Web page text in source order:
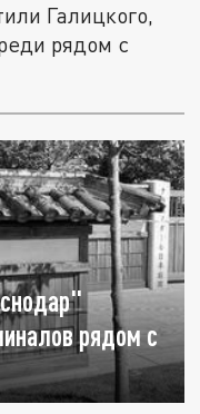
Галицкого,
рядом с
рядом с